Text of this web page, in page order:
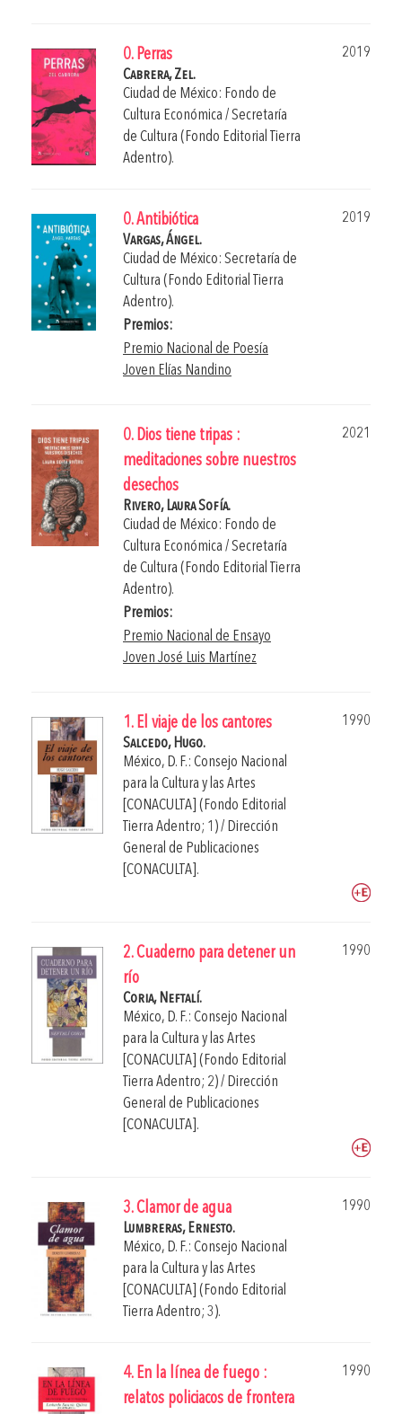
0. Perras
2019
Cabrera, Zel.
Ciudad de México: Fondo de
Cultura Económica / Secretaría
de Cultura (Fondo Editorial Tierra
Adentro).
0. Antibiótica
2019
Vargas, Ángel.
Ciudad de México: Secretaría de
Cultura (Fondo Editorial Tierra
Adentro).
Premios:
Premio Nacional de Poesía
Joven Elías Nandino
0. Dios tiene tripas :
meditaciones sobre nuestros
desechos
2021
Rivero, Laura Sofía.
Ciudad de México: Fondo de
Cultura Económica / Secretaría
de Cultura (Fondo Editorial Tierra
Adentro).
Premios:
Premio Nacional de Ensayo
Joven José Luis Martínez
1. El viaje de los cantores
1990
Salcedo, Hugo.
México, D. F.: Consejo Nacional
para la Cultura y las Artes
[CONACULTA] (Fondo Editorial
Tierra Adentro; 1) / Dirección
General de Publicaciones
[CONACULTA].
2. Cuaderno para detener un
río
1990
Coria, Neftalí.
México, D. F.: Consejo Nacional
para la Cultura y las Artes
[CONACULTA] (Fondo Editorial
Tierra Adentro; 2) / Dirección
General de Publicaciones
[CONACULTA].
3. Clamor de agua
1990
Lumbreras, Ernesto.
México, D. F.: Consejo Nacional
para la Cultura y las Artes
[CONACULTA] (Fondo Editorial
Tierra Adentro; 3).
4. En la línea de fuego :
relatos policiacos de frontera
1990